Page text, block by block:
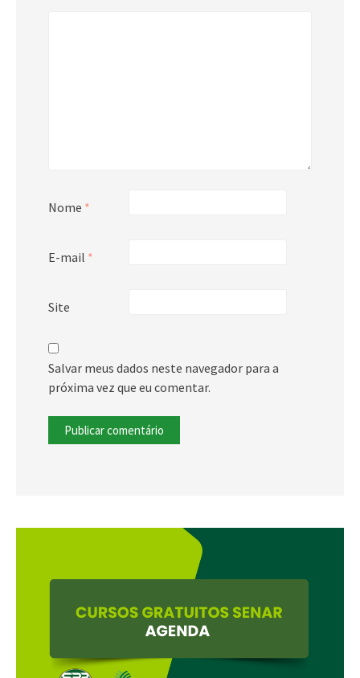
Nome *
E-mail *
Site
Salvar meus dados neste navegador para a
próxima vez que eu comentar.